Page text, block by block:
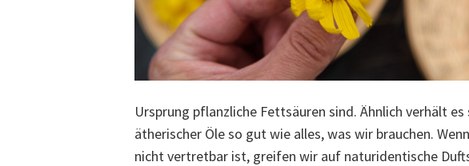
Ursprung pflanzliche Fettsäuren sind. Ähnlich verhält
ätherischer Öle so gut wie alles, was wir brauchen.
nicht vertretbar ist, greifen wir auf naturidentische